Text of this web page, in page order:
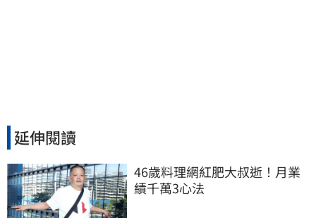
延伸閱讀
46歲料理網紅肥大叔逝！月業
績千萬3心法